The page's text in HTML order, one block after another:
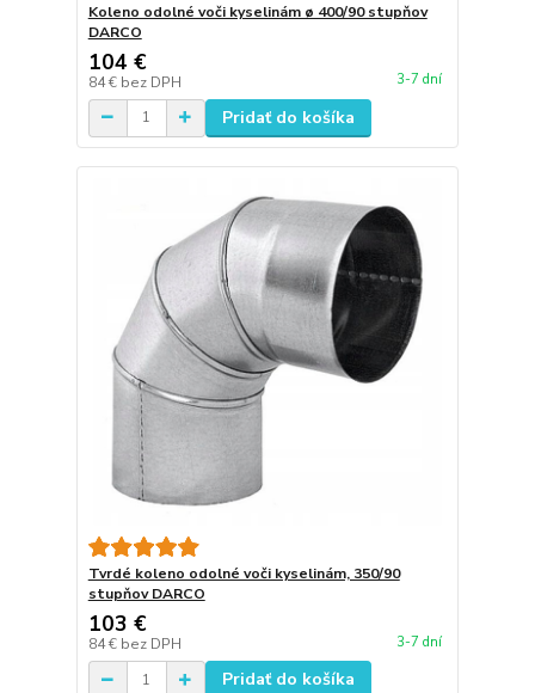
Koleno odolné voči kyselinám ø 400/90 stupňov
DARCO
104 €
84 € bez DPH 3-7 dní
Pridať do košíka
Tvrdé koleno odolné voči kyselinám, 350/90
stupňov DARCO
103 €
84 € bez DPH 3-7 dní
Pridať do košíka